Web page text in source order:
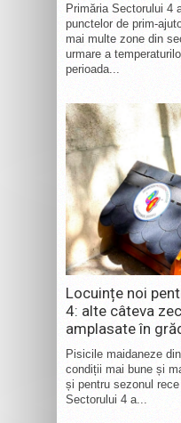
Primăria Sectorului 4
punctelor de prim-
mai multe zone din
urmare a
perioada...
Locuințe noi
4: alte câteva
amplasate în
Pisicile maidaneze
condiții mai bune și
și pentru sezonul
Sectorului 4 a...